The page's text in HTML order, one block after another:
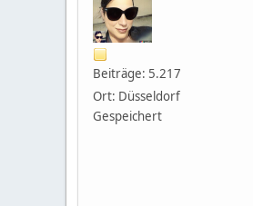
Beiträge: 5.217
Ort: Düsseldorf
Gespeichert